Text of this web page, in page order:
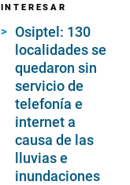
INTERESAR
Osiptel: 130
localidades se
quedaron sin
servicio de
telefonía e
internet a
causa de las
lluvias e
inundaciones